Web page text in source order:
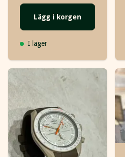
Lägg i korgen
I lager